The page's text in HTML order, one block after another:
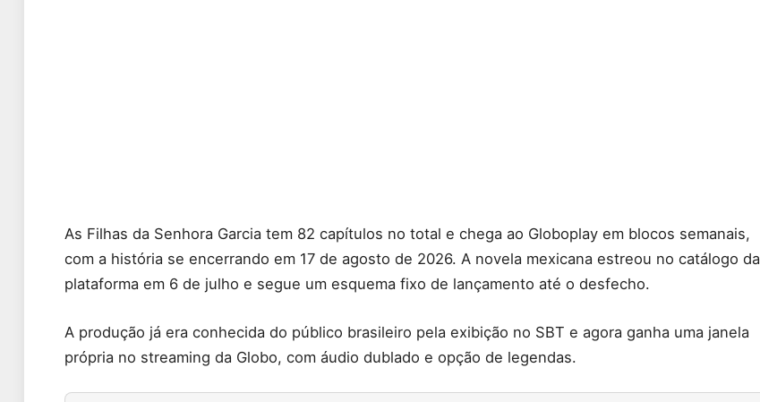
As Filhas da Senhora Garcia tem 82 capítulos no total e chega ao Globoplay em blocos semanais,
com a história se encerrando em 17 de agosto de 2026. A novela mexicana estreou no catálogo da
plataforma em 6 de julho e segue um esquema fixo de lançamento até o desfecho.
A produção já era conhecida do público brasileiro pela exibição no SBT e agora ganha uma janela
própria no streaming da Globo, com áudio dublado e opção de legendas.